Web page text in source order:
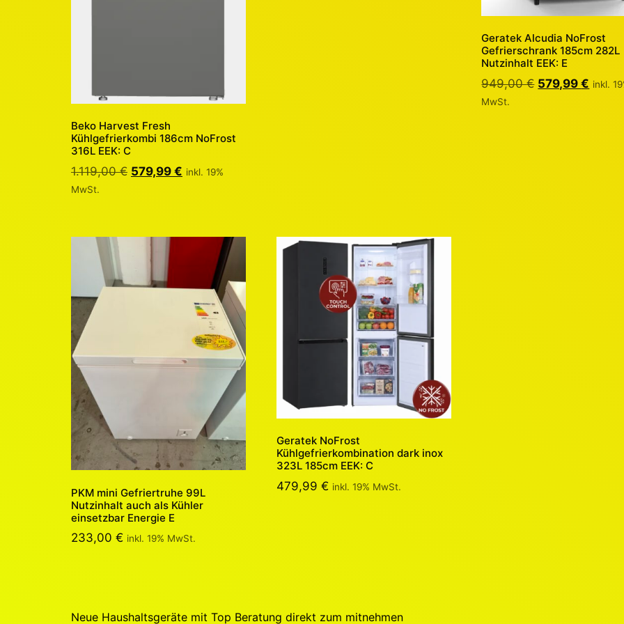
Beko Harvest Fresh
Kühlgefrierkombi 186cm NoFrost
316L EEK: C
1.119,00€ 579,99 € inkl. 19%
MwSt.
Geratek Alcudia NoFrost
Gefrierschrank 185cm 282L
Nutzinhalt EEK: E
949,00€ 579,99€ inkl.
MwSt.
PKM mini Gefriertruhe 99L
Nutzinhalt auch als Kühler
einsetzbar Energie E
233,00 € inkl. 19% MwSt.
Geratek NoFrost
Kühlgefrierkombination dark inox
323L 185cm EEK: C
479,99 € inkl. 19% MwSt.
Neue Haushaltsgeräte mit Top Beratung direkt zum mitnehmen